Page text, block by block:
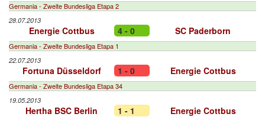
Germania - Zweite Bundesliga Etapa 2
28.07.2013
Energie Cottbus 4 - 0 SC Paderborn
Germania - Zweite Bundesliga Etapa 1
22.07.2013
Fortuna Düsseldorf 1 - 0 Energie Cottbus
Germania - Zweite Bundesliga Etapa 34
19.05.2013
Hertha BSC Berlin 1 - 1 Energie Cottbus